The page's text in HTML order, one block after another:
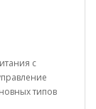
с
типов